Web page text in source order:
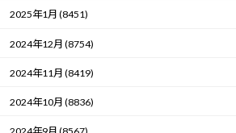
2025年1月 (8451)
2024年12月 (8754)
2024年11月 (8419)
2024年10月 (8836)